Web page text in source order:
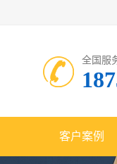
全国服
客户案例